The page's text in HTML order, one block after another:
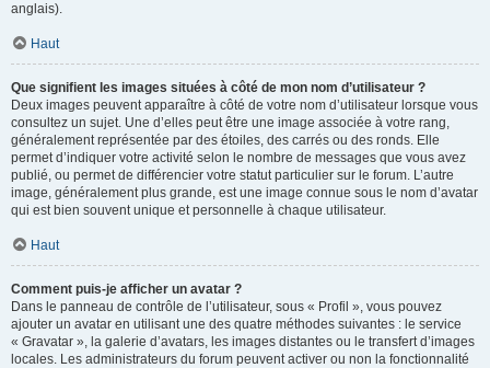
anglais).
Haut
Que signifient les images situées à côté de mon nom d’utilisateur ?
Deux images peuvent apparaître à côté de votre nom d’utilisateur lorsque vous
consultez un sujet. Une d’elles peut être une image associée à votre rang,
généralement représentée par des étoiles, des carrés ou des ronds. Elle
permet d’indiquer votre activité selon le nombre de messages que vous avez
publié, ou permet de différencier votre statut particulier sur le forum. L’autre
image, généralement plus grande, est une image connue sous le nom d’avatar
qui est bien souvent unique et personnelle à chaque utilisateur.
Haut
Comment puis-je afficher un avatar ?
Dans le panneau de contrôle de l’utilisateur, sous « Profil », vous pouvez
ajouter un avatar en utilisant une des quatre méthodes suivantes : le service
« Gravatar », la galerie d’avatars, les images distantes ou le transfert d’images
locales. Les administrateurs du forum peuvent activer ou non la fonctionnalité